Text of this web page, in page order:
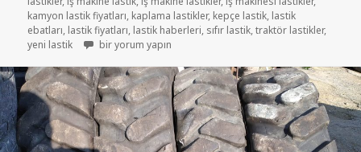
kamyon lastik fiyatları, kaplama lastikler, kepçe lastik, lastik
ebatları, lastik fiyatları, lastik haberleri, sıfır lastik,traktör lastikler,
yeni lastik
445 65 22.5 DOLGU FORKLİFT İKİNCİ EL LASTİK için
bir yorum yapın